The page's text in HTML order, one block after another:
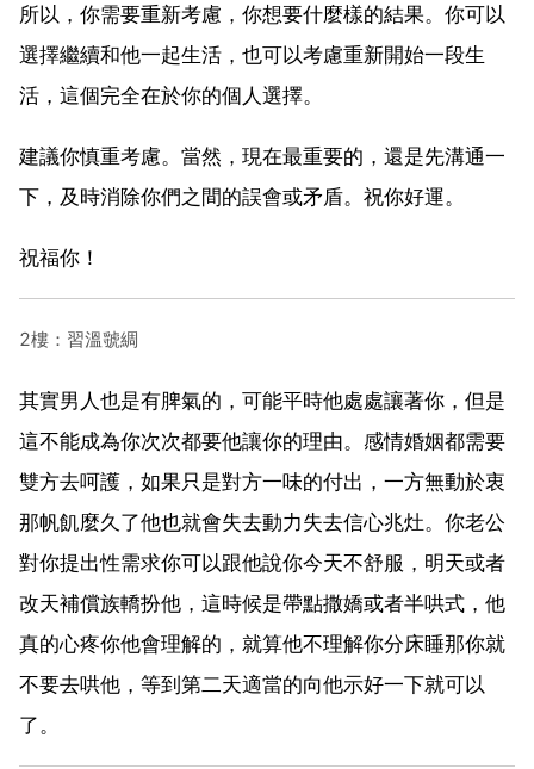
所以，你需要重新考慮，你想要什麼樣的結果。你可以
選擇繼續和他一起生活，也可以考慮重新開始一段生
活，這個完全在於你的個人選擇。
建議你慎重考慮。當然，現在最重要的，還是先溝通一
下，及時消除你們之間的誤會或矛盾。祝你好運。
祝福你！
2樓：習溫虢綢
其實男人也是有脾氣的，可能平時他處處讓著你，但是
這不能成為你次次都要他讓你的理由。感情婚姻都需要
雙方去呵護，如果只是對方一味的付出，一方無動於衷
那帆飢麼久了他也就會失去動力失去信心兆灶。你老公
對你提出性需求你可以跟他說你今天不舒服，明天或者
改天補償族轎扮他，這時候是帶點撒嬌或者半哄式，他
真的心疼你他會理解的，就算他不理解你分床睡那你就
不要去哄他，等到第二天適當的向他示好一下就可以
了。